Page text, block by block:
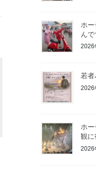
ホ
んで
2026
若者
2026
ホー
観に
2026